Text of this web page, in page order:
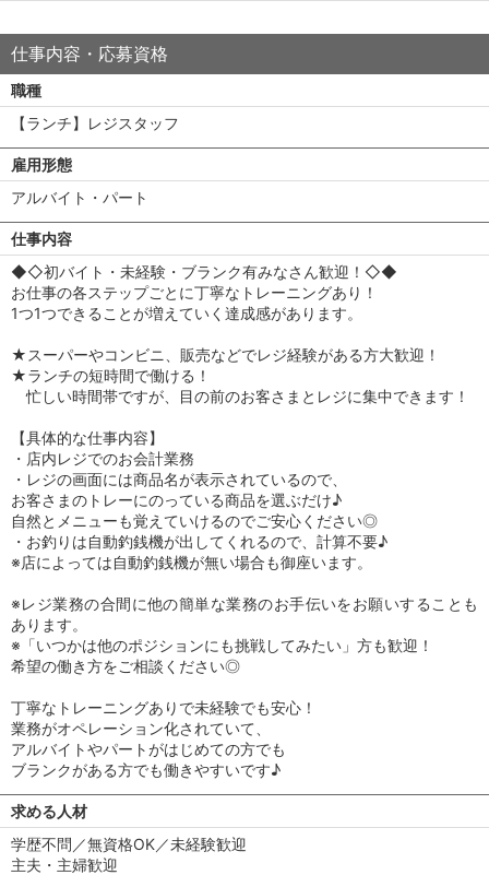
仕事内容・応募資格
職種
【ランチ】レジスタッフ
雇用形態
アルバイト・パート
仕事内容
◆◇初バイト・未経験・ブランク有みなさん歓迎！◇◆
お仕事の各ステップごとに丁寧なトレーニングあり！
1つ1つできることが増えていく達成感があります。
★スーパーやコンビニ、販売などでレジ経験がある方大歓迎！
★ランチの短時間で働ける！
忙しい時間帯ですが、目の前のお客さまとレジに集中できます！
【具体的な仕事内容】
・店内レジでのお会計業務
・レジの画面には商品名が表示されているので、
お客さまのトレーにのっている商品を選ぶだけ♪
自然とメニューも覚えていけるのでご安心ください◎
・お釣りは自動釣銭機が出してくれるので、計算不要♪
※店によっては自動釣銭機が無い場合も御座います。
※レジ業務の合間に他の簡単な業務のお手伝いをお願いすることも
あります。
※「いつかは他のポジションにも挑戦してみたい」方も歓迎！
希望の働き方をご相談ください◎
丁寧なトレーニングありで未経験でも安心！
業務がオペレーション化されていて、
アルバイトやパートがはじめての方でも
ブランクがある方でも働きやすいです♪
求める人材
学歴不問／無資格OK／未経験歓迎
主夫・主婦歓迎